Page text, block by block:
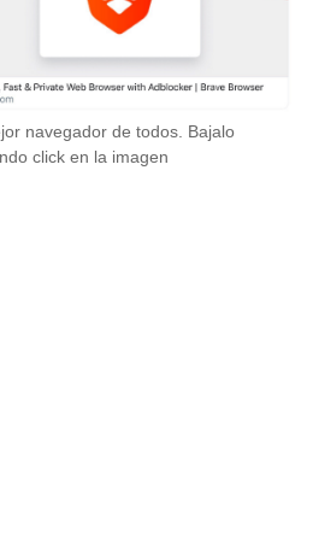
navegador de todos. Bajalo
click en la imagen